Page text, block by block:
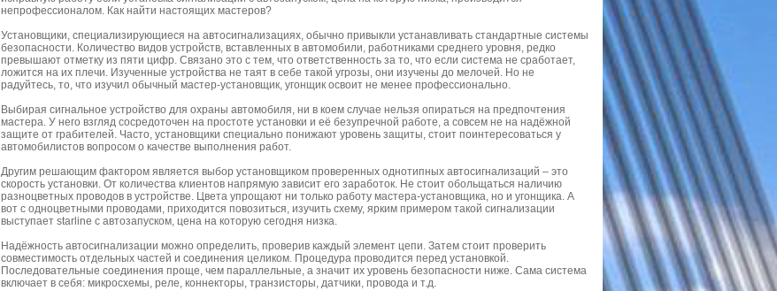
непрофессионалом. Как найти настоящих мастеров?
Установщики, специализирующиеся на автосигнализациях, обычно привыкли устанавливать стандартные системы
безопасности. Количество видов устройств, вставленных в автомобили, работниками среднего уровня, редко
превышают отметку из пяти цифр. Связано это с тем, что ответственность за то, что если система не сработает,
ложится на их плечи. Изученные устройства не таят в себе такой угрозы, они изучены до мелочей. Но не
радуйтесь, то, что изучил обычный мастер-установщик, угонщик освоит не менее профессионально.
Выбирая сигнальное устройство для охраны автомобиля, ни в коем случае нельзя опираться на предпочтения
мастера. У него взгляд сосредоточен на простоте установки и её безупречной работе, а совсем не на надёжной
защите от грабителей. Часто, установщики специально понижают уровень защиты, стоит поинтересоваться у
автомобилистов вопросом о качестве выполнения работ.
Другим решающим фактором является выбор установщиком проверенных однотипных автосигнализаций – это
скорость установки. От количества клиентов напрямую зависит его заработок. Не стоит обольщаться наличию
разноцветных проводов в устройстве. Цвета упрощают ни только работу мастера-установщика, но и угонщика. А
вот с одноцветными проводами, приходится повозиться, изучить схему, ярким примером такой сигнализации
выступает starline с автозапуском, цена на которую сегодня низка.
Надёжность автосигнализации можно определить, проверив каждый элемент цепи. Затем стоит проверить
совместимость отдельных частей и соединения целиком. Процедура проводится перед установкой.
Последовательные соединения проще, чем параллельные, а значит их уровень безопасности ниже. Сама система
включает в себя: микросхемы, реле, коннекторы, транзисторы, датчики, провода и т.д.